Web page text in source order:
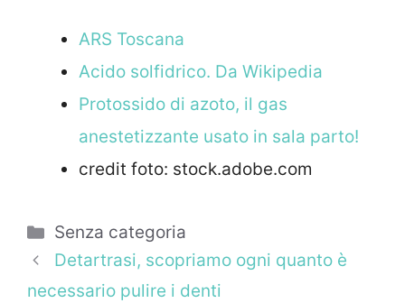
ARS Toscana
Acido solfidrico. Da Wikipedia
Protossido di azoto, il gas
anestetizzante usato in sala parto!
credit foto: stock.adobe.com
Categorie
Senza categoria
Detartrasi, scopriamo ogni quanto è
necessario pulire i denti